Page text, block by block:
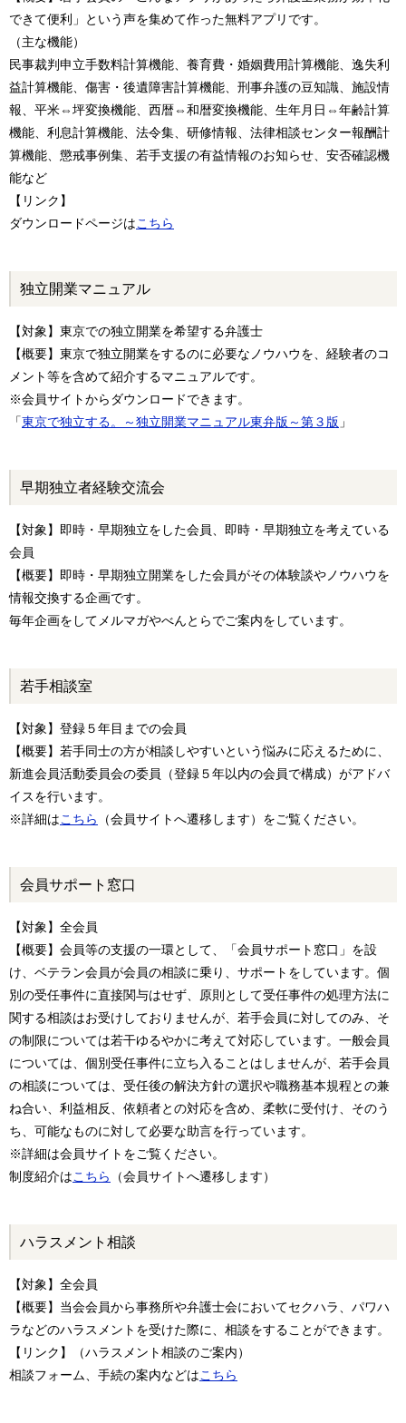
できて便利」という声を集めて作った無料アプリです。
（主な機能）
民事裁判申立手数料計算機能、養育費・婚姻費用計算機能、逸失利
益計算機能、傷害・後遺障害計算機能、刑事弁護の豆知識、施設情
報、平米⇔坪変換機能、西暦⇔和暦変換機能、生年月日⇔年齢計算
機能、利息計算機能、法令集、研修情報、法律相談センター報酬計
算機能、懲戒事例集、若手支援の有益情報のお知らせ、安否確認機
能など
【リンク】
ダウンロードページはこちら
独立開業マニュアル
【対象】東京での独立開業を希望する弁護士
【概要】東京で独立開業をするのに必要なノウハウを、経験者のコ
メント等を含めて紹介するマニュアルです。
※会員サイトからダウンロードできます。
「東京で独立する。～独立開業マニュアル東弁版～第３版 」
早期独立者経験交流会
【対象】即時・早期独立をした会員、即時・早期独立を考えている
会員
【概要】即時・早期独立開業をした会員がその体験談やノウハウを
情報交換する企画です。
毎年企画をしてメルマガやべんとらでご案内をしています。
若手相談室
【対象】登録５年目までの会員
【概要】若手同士の方が相談しやすいという悩みに応えるために、
新進会員活動委員会の委員（登録５年以内の会員で構成）がアドバ
イスを行います。
※詳細はこちら （会員サイトへ遷移します）をご覧ください。
会員サポート窓口
【対象】全会員
【概要】会員等の支援の一環として、「会員サポート窓口」を設
け、ベテラン会員が会員の相談に乗り、サポートをしています。個
別の受任事件に直接関与はせず、原則として受任事件の処理方法に
関する相談はお受けしておりませんが、若手会員に対してのみ、そ
の制限については若干ゆるやかに考えて対応しています。一般会員
については、個別受任事件に立ち入ることはしませんが、若手会員
の相談については、受任後の解決方針の選択や職務基本規程との兼
ね合い、利益相反、依頼者との対応を含め、柔軟に受付け、そのう
ち、可能なものに対して必要な助言を行っています。
※詳細は会員サイトをご覧ください。
制度紹介はこちら （会員サイトへ遷移します）
ハラスメント相談
【対象】全会員
【概要】当会会員から事務所や弁護士会においてセクハラ、パワハ
ラなどのハラスメントを受けた際に、相談をすることができます。
【リンク】（ハラスメント相談のご案内）
相談フォーム、手続の案内などはこちら